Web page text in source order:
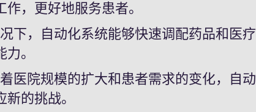
，更好地服务患者。
下，自动化系统能够快速调配药品和医疗
。
医院规模的扩大和患者需求的变化，自动
的挑战。